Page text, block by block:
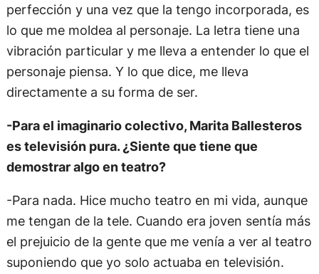
perfección y una vez que la tengo incorporada, es
lo que me moldea al personaje. La letra tiene una
vibración particular y me lleva a entender lo que el
personaje piensa. Y lo que dice, me lleva
directamente a su forma de ser.
-Para el imaginario colectivo, Marita Ballesteros
es televisión pura. ¿Siente que tiene que
demostrar algo en teatro?
-Para nada. Hice mucho teatro en mi vida, aunque
me tengan de la tele. Cuando era joven sentía más
el prejuicio de la gente que me venía a ver al teatro
suponiendo que yo solo actuaba en televisión.